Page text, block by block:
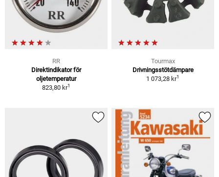
RR
Direktindikator för
oljetemperatur
823,80 kr1
Tourmax
Drivningsstötdämpare
1 073,28 kr1